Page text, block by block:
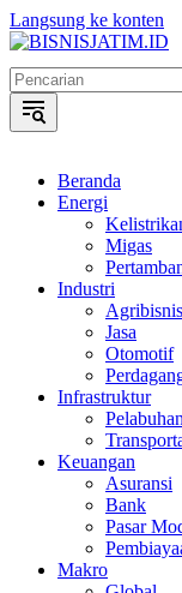
Langsung ke konten
Beranda
Energi
Migas
Industri
Agribisnis
Jasa
Otomotif
Infrastruktur
Pelabuhan
Keuangan
Asuransi
Bank
Pasar
Makro